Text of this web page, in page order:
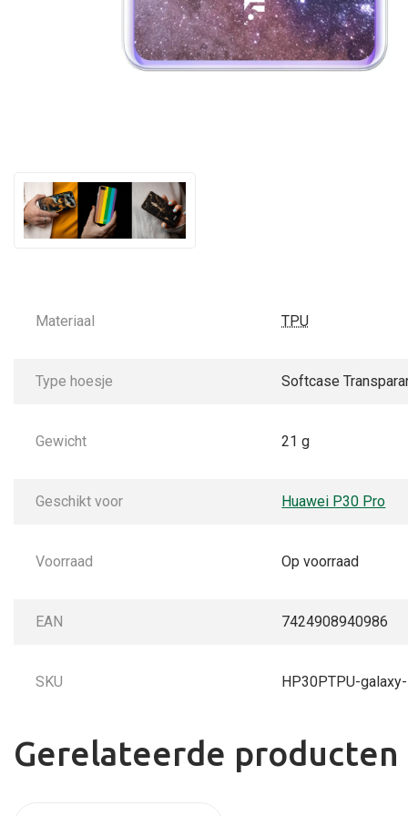
Materiaal TPU
Type hoesje Softcase
Gewicht 21 g
Geschikt voor Huawei P30 Pro
Voorraad Op voorraad
EAN 7424908940986
SKU HP30PTPU-
Gerelateerde producten